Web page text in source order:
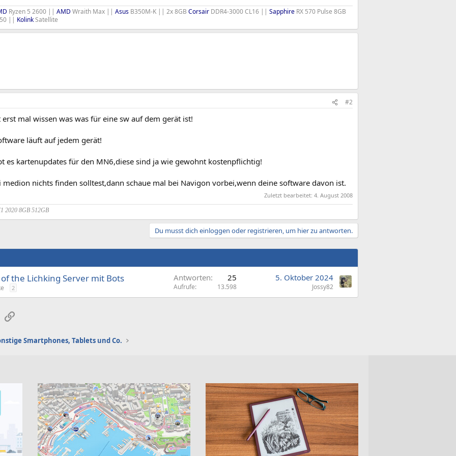
Ryzen 5 2600 || AMD Wraith Max || Asus B350M-K || 2x 8GB Corsair DDR4-3000 CL16 || Sapphire RX 570 Pulse 8GB
|| KolinkSatellite
#2
mal wissen was was für eine sw auf dem gerät ist!
läuft auf jedem gerät!
es kartenupdates für den MN6,diese sind ja wie gewohnt kostenpflichtig!
medion nichts finden solltest,dann schaue mal bei Navigon vorbei,wenn deine software davon ist.
Zuletzt bearbeitet: 4. August 2008
2020 8GB 512GB
Du musst dich einloggen oder registrieren, um hier zu antworten.
the Lichking Server mit Bots
2
Antworten 25
Aufrufe 13.598
5. Oktober 2024
Jossy82
MailLink
Smartphones, Tablets und Co.